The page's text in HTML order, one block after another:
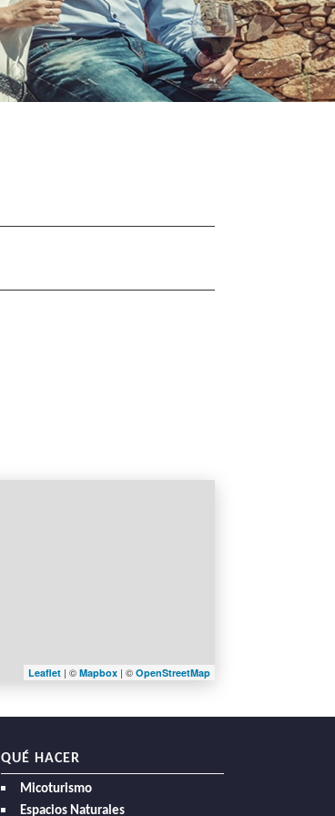
Leaflet | © Mapbox | © OpenStreetMap
QUÉ HACER
Micoturismo
Espacios Naturales